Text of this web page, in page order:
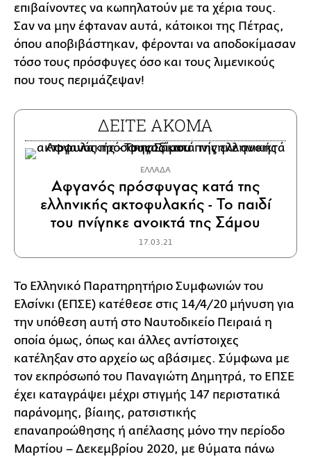
επιβαίνοντες να κωπηλατούν με τα χέρια τους.
Σαν να μην έφταναν αυτά, κάτοικοι της Πέτρας,
όπου αποβιβάστηκαν, φέρονται να αποδοκίμασαν
τόσο τους πρόσφυγες όσο και τους λιμενικούς
που τους περιμάζεψαν!
ΔΕΙΤΕ ΑΚΟΜΑ
ΕΛΛΑΔΑ
Αφγανός πρόσφυγας κατά της
ελληνικής ακτοφυλακής - Το παιδί
του πνίγηκε ανοικτά της Σάμου
17.03.21
Το Ελληνικό Παρατηρητήριο Συμφωνιών του
Ελσίνκι (ΕΠΣΕ) κατέθεσε στις 14/4/20 μήνυση για
την υπόθεση αυτή στο Ναυτοδικείο Πειραιά η
οποία όμως, όπως και άλλες αντίστοιχες
κατέληξαν στο αρχείο ως αβάσιμες. Σύμφωνα με
τον εκπρόσωπό του Παναγιώτη Δημητρά, το ΕΠΣΕ
έχει καταγράψει μέχρι στιγμής 147 περιστατικά
παράνομης, βίαιης, ρατσιστικής
επαναπροώθησης ή απέλασης μόνο την περίοδο
Μαρτίου – Δεκεμβρίου 2020, με θύματα πάνω